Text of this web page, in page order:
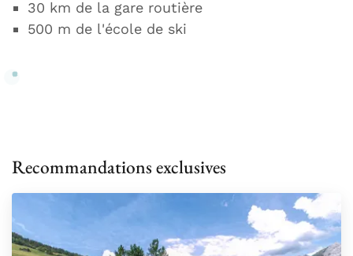
30 km de la gare routière
500 m de l'école de ski
Recommandations exclusives